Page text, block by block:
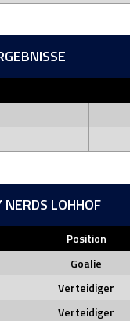
NERDS LOHHOF
Position
Goalie
Verteidiger
Verteidiger